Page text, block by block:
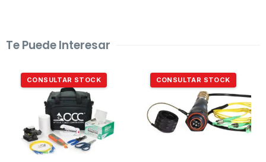
Te Puede Interesar
CONSULTAR STOCK CONSULTAR STOCK